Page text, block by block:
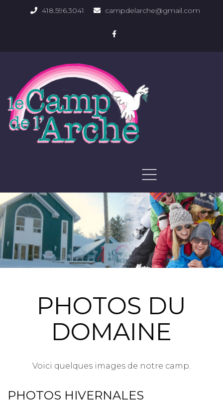
418.596.3041 campdelarche@gmail.com
PHOTOS DU DOMAINE
PHOTOS DU
DOMAINE
Voici quelques images de notre camp.
PHOTOS HIVERNALES